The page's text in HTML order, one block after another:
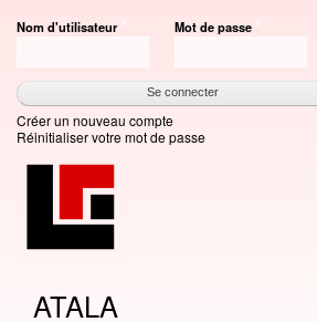
au
principal
Nom d'utilisateur Mot de passe
Créer un nouveau compte
Réinitialiser votre mot de passe
ATALA